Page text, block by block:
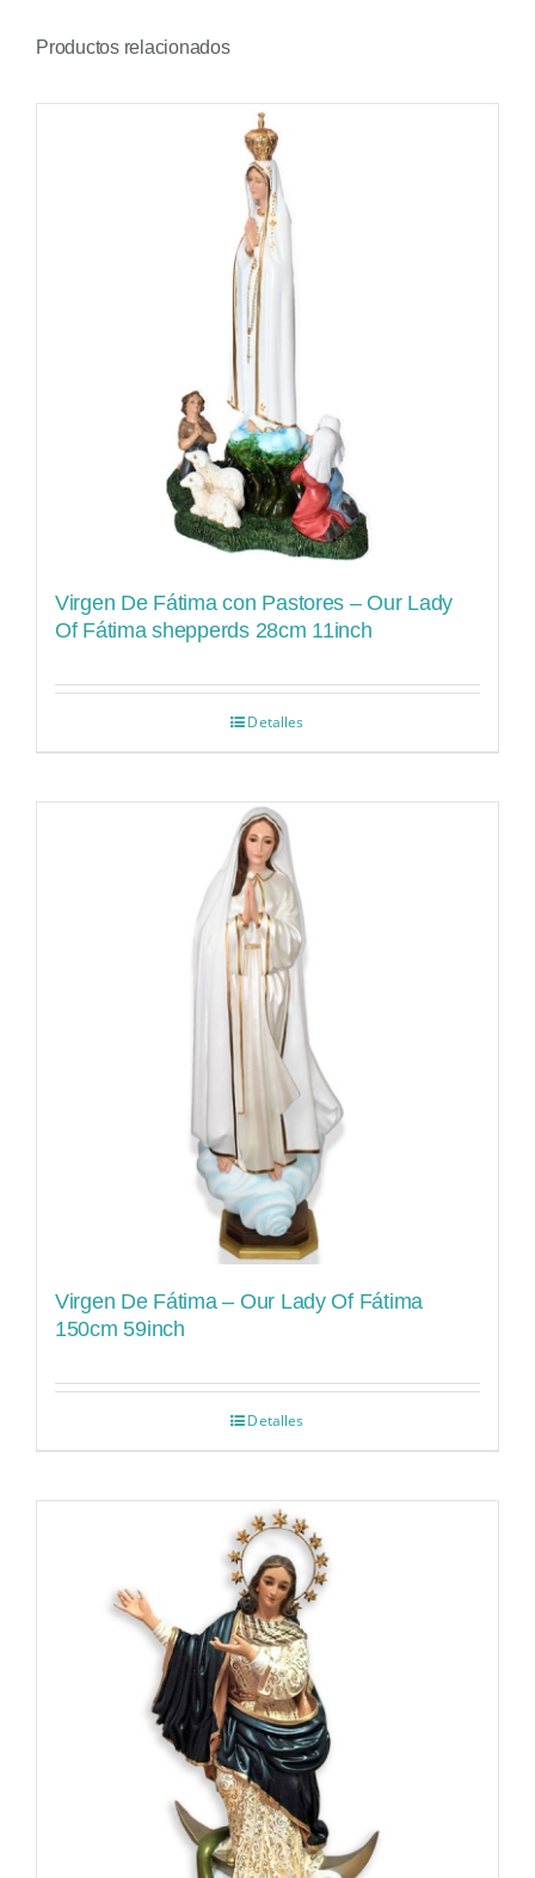
Productos relacionados
Virgen De Fátima con Pastores – Our Lady
Of Fátima shepperds 28cm 11inch
Detalles
Virgen De Fátima – Our Lady Of Fátima
150cm 59inch
Detalles